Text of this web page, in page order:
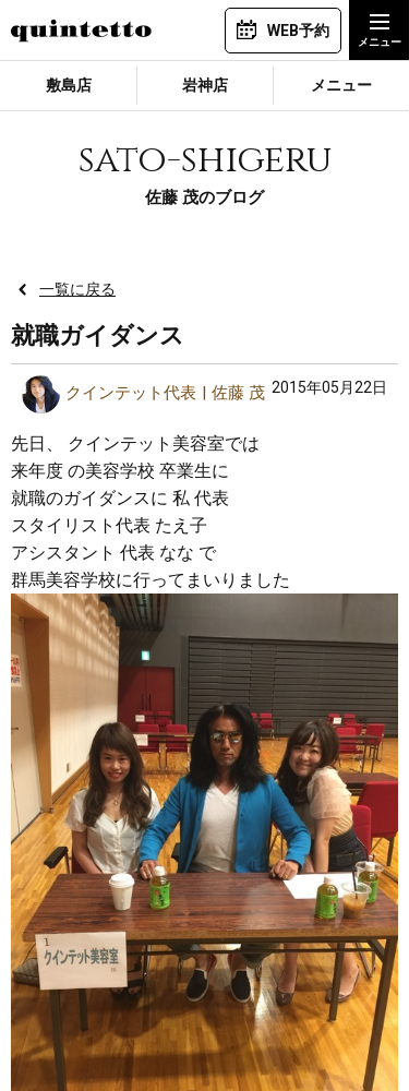
WEB予約
敷島店 岩神店 メニュー
sato-shigeru
佐藤 茂のブログ
一覧に戻る
就職ガイダンス
クインテット代表 佐藤 茂 2015年05月22日
先日、 クインテット美容室では
来年度 の美容学校 卒業生に
就職のガイダンスに 私 代表
スタイリスト代表 たえ子
アシスタント 代表 なな で
群馬美容学校に行ってまいりました